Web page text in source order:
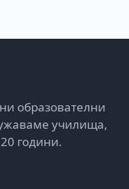
образователни
училища,
години.